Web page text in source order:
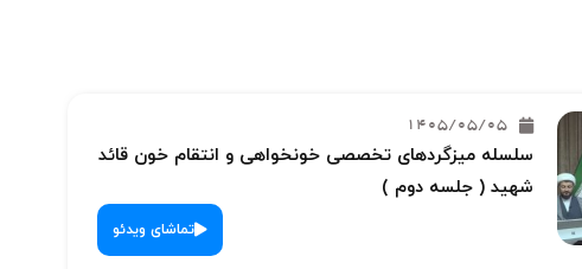
1405/05/05
سلسله میزگردهای تخصصی خونخواهی و انتقام خون قائد
شهید ( جلسه دوم )
تماشای ویدئو